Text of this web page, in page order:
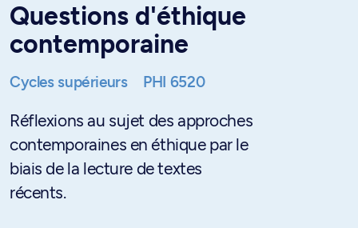
Questions d'éthique
contemporaine
Cycles supérieurs PHI 6520
Réflexions au sujet des approches
contemporaines en éthique par le
biais de la lecture de textes
récents.